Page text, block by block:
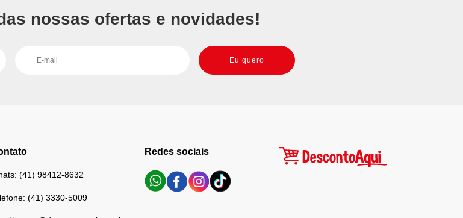
nossas ofertas e novidades!
Eu quero
(41) 98412-8632
(41) 3330-5009
Redes sociais